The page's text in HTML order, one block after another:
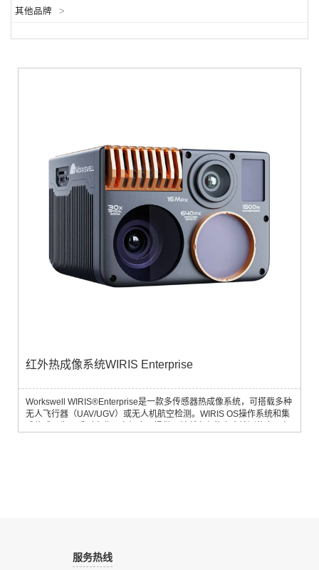
其他品牌 >
红外热成像系统WIRIS Enterprise
Workswell WIRIS®Enterprise是一款多传感器热成像系统，可搭载多种
无人飞行器（UAV/UGV）或无人机航空检测。WIRIS OS操作系统和集
服务热线